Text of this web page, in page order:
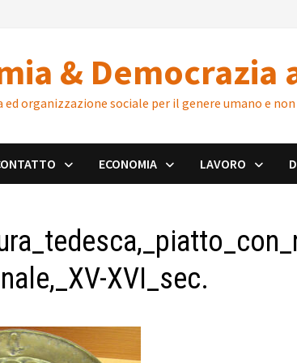
& Democrazia
ed organizzazione sociale per il genere umano e
ECONOMIA LAVORO
XVI_sec.